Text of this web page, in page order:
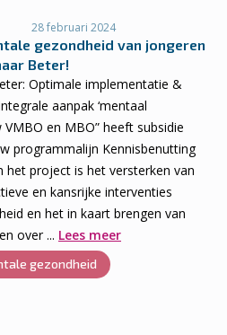
28 februari 2024
gezondheid van jongeren
Beter!
Optimale implementatie &
aanpak ‘mentaal
en MBO” heeft subsidie
programmalijn Kennisbenutting
het project is het versterken van
en kansrijke interventies
en het in kaart brengen van
over ... Lees meer
gezondheid